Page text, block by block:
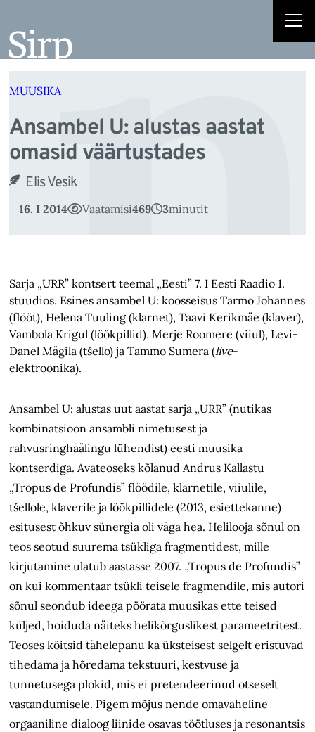
juurde
MUUSIKA
Ansambel U: alustas aastat
omasid väärtustades
Elis Vesik
16. I 2014 Vaatamisi469 3minutit
Sarja „URR” kontsert teemal „Eesti” 7. I Eesti Raadio 1.
stuudios. Esines ansambel U: koosseisus Tarmo Johannes
(flööt), Helena Tuuling (klarnet), Taavi Kerikmäe (klaver),
Vambola Krigul (löökpillid), Merje Roomere (viiul), Levi-
Danel Mägila (tšello) ja Tammo Sumera (live-
elektroonika).
Ansambel U: alustas uut aastat sarja „URR” (nutikas
kombinatsioon ansambli nimetusest ja
rahvusringhäälingu lühendist) eesti muusika
kontserdiga. Avateoseks kõlanud Andrus Kallastu
„Tropus de Profundis” flöödile, klarnetile, viiulile,
tšellole, klaverile ja löökpillidele (2013, esiettekanne)
esitusest õhkuv sünergia oli väga hea. Helilooja sõnul on
teos seotud suurema tsükliga fragmentidest, mille
kirjutamine ulatub aastasse 2007. „Tropus de Profundis”
on kui kommentaar tsükli teisele fragmendile, mis autori
sõnul seondub ideega pöörata muusikas ette teised
küljed, hoiduda näiteks helikõrguslikest parameetritest.
Teoses köitsid tähelepanu ka üksteisest selgelt eristuvad
tihedama ja hõredama tekstuuri, kestvuse ja
tunnetusega plokid, mis ei pretendeerinud otseselt
vastandumisele. Pigem mõjus nende omavaheline
orgaaniline dialoog liinide osavas töötluses ja resonantsis